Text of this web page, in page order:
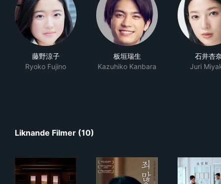
藤野涼子
Ryoko Fujino
板垣瑞生
Kazuhiko Kanbara
石井杏
Juri
Liknande Filmer (10)